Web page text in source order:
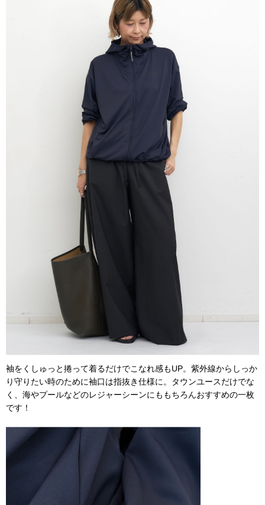
袖をくしゅっと捲って着るだけでこなれ感もUP。紫外線からしっか
り守りたい時のために袖口は指抜き仕様に。タウンユースだけでな
く、海やプールなどのレジャーシーンにももちろんおすすめの一枚
です！